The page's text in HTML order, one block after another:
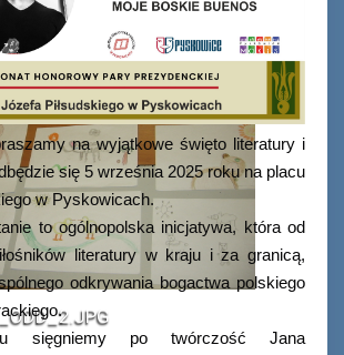
na wyjątkowe święto literatury i
się 5 września 2025 roku na placu
w Pyskowicach.
to ogólnopolska inicjatywa, która od
literatury w kraju i za granicą,
odkrywania bogactwa polskiego
sięgniemy po twórczość Jana